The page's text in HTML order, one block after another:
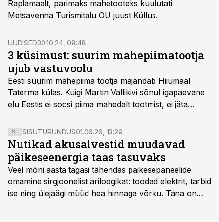
Raplamaalt, parimaks mahetooteks kuulutati
Metsavenna Turismitalu OÜ juust Küllus.
UUDISED30.10.24, 08:48
3 küsimust: suurim mahepiimatootja
ujub vastuvoolu
Eesti suurim mahepiima tootja majandab Hiiumaal
Taterma külas. Kuigi Martin Vallikivi sõnul igapäevane
elu Eestis ei soosi piima mahedalt tootmist, ei jäta
taluperemees jonni ja on iga aasta lõpus õnnelik, et ka
seekordne aasta on kenasti selja taga.
ST SISUTURUNDUS01.06.26, 13:29
Nutikad akusalvestid muudavad
päikeseenergia taas tasuvaks
Veel mõni aasta tagasi tähendas päikesepaneelide
omamine sirgjoonelist äriloogikat: toodad elektrit, tarbid
ise ning ülejäägi müüd hea hinnaga võrku. Täna on